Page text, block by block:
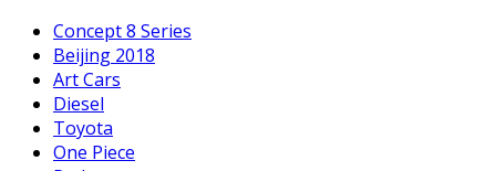
Concept 8 Series
Beijing 2018
Art Cars
Diesel
Toyota
One Piece